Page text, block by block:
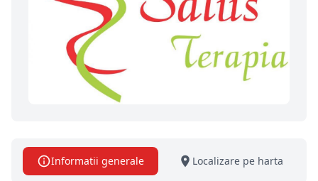
Informatii generale Localizare pe harta